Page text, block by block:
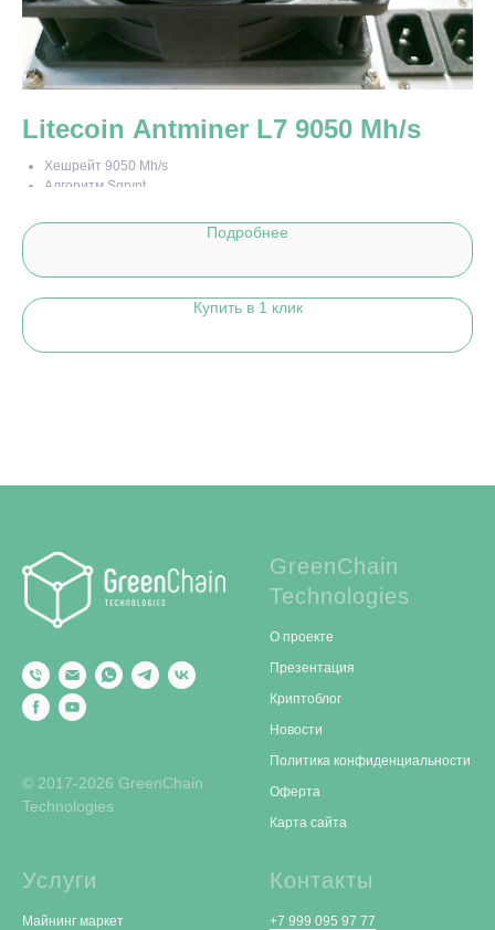
Litecoin Antminer L7 9050 Mh/s
Хешрейт 9050 Mh/s
Алгоритм Sqrypt
С блоком питания
Подробнее
Купить в 1 клик
© 2017-2026 GreenChain
Technologies
GreenChain
Technologies
О проекте
Презентация
Криптоблог
Новости
Политика конфиденциальности
Оферта
Карта сайта
Услуги
Майнинг маркет
Контакты
+7 999 095 97 77